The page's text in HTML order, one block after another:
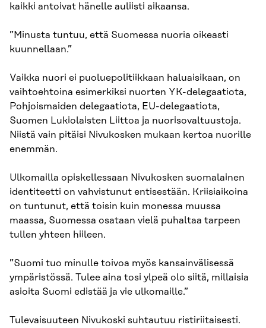
kaikki antoivat hänelle auliisti aikaansa.
”Minusta tuntuu, että Suomessa nuoria oikeasti
kuunnellaan.”
Vaikka nuori ei puoluepolitiikkaan haluaisikaan, on
vaihtoehtoina esimerkiksi nuorten YK-delegaatiota,
Pohjoismaiden delegaatiota, EU-delegaatiota,
Suomen Lukiolaisten Liittoa ja nuorisovaltuustoja.
Niistä vain pitäisi Nivukosken mukaan kertoa nuorille
enemmän.
Ulkomailla opiskellessaan Nivukosken suomalainen
identiteetti on vahvistunut entisestään. Kriisiaikoina
on tuntunut, että toisin kuin monessa muussa
maassa, Suomessa osataan vielä puhaltaa tarpeen
tullen yhteen hiileen.
”Suomi tuo minulle toivoa myös kansainvälisessä
ympäristössä. Tulee aina tosi ylpeä olo siitä, millaisia
asioita Suomi edistää ja vie ulkomaille.”
Tulevaisuuteen Nivukoski suhtautuu ristiriitaisesti.